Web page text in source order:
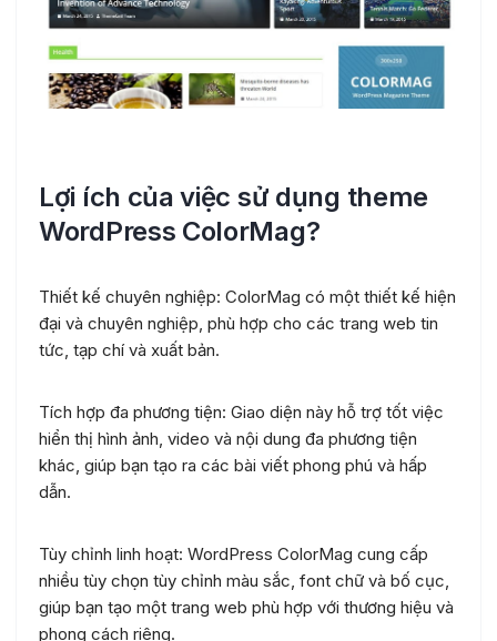
Lợi ích của việc sử dụng theme
WordPress ColorMag?
Thiết kế chuyên nghiệp: ColorMag có một thiết kế hiện
đại và chuyên nghiệp, phù hợp cho các trang web tin
tức, tạp chí và xuất bản.
Tích hợp đa phương tiện: Giao diện này hỗ trợ tốt việc
hiển thị hình ảnh, video và nội dung đa phương tiện
khác, giúp bạn tạo ra các bài viết phong phú và hấp
dẫn.
Tùy chỉnh linh hoạt: WordPress ColorMag cung cấp
nhiều tùy chọn tùy chỉnh màu sắc, font chữ và bố cục,
giúp bạn tạo một trang web phù hợp với thương hiệu và
phong cách riêng.